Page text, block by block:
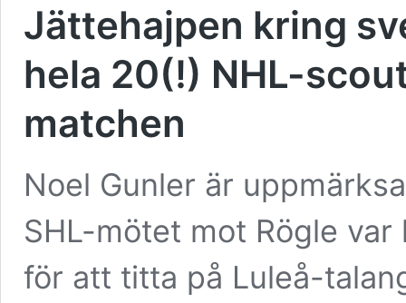
Jättehajpen kring
hela 20(!) NHL-
matchen
Noel Gunler är
SHL-mötet mot Rögle
för att titta på Luleå-